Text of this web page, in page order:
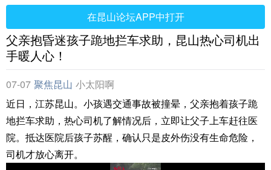
在昆山论坛APP中打开
父亲抱昏迷孩子跪地拦车求助，昆山热心司机出
手暖人心！
07-07 聚焦昆山 小太阳啊
近日，江苏昆山。小孩遇交通事故被撞晕，父亲抱着孩子跪
地拦车求助，热心司机了解情况后，立即让父子上车赶往医
院。抵达医院后孩子苏醒，确认只是皮外伤没有生命危险，
司机才放心离开。